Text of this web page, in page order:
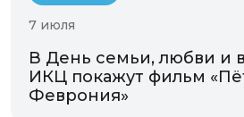
7 июля
В День семьи, любви и
ИКЦ покажут фильм
Феврония»